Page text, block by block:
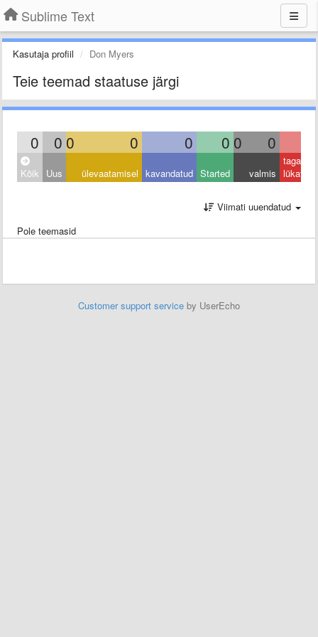
Sublime Text
Kasutaja profiil Don Myers
Teie teemad staatuse järgi
0 0 0 0 0 0 0 0
Kõik Uus ülevaatamisel kavandatud Started valmis
tagasi
lükatud
Viimati uuendatud
Pole teemasid
Customer support service by UserEcho